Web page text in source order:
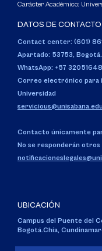
Carácter Académico:
DATOS DE CONTACTO
Contact center: (601)
Apartado: 53753, Bogotá.
WhatsApp: +57
Correo electrónico para
Universidad
Contacto únicamente
No se responderán otros
UBICACIÓN
Campus del Puente del
Bogotá.Chía,